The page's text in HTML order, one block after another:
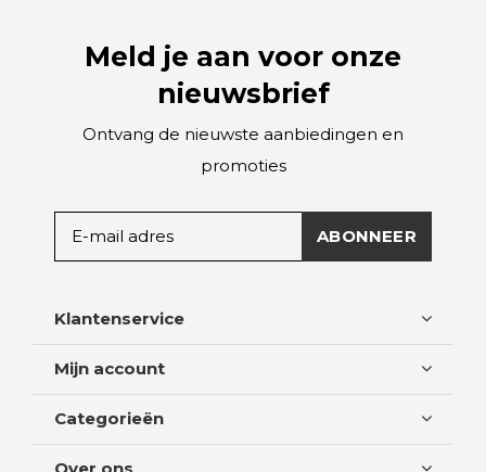
Meld je aan voor onze
nieuwsbrief
Ontvang de nieuwste aanbiedingen en
promoties
ABONNEER
Klantenservice
Mijn account
Categorieën
Over ons